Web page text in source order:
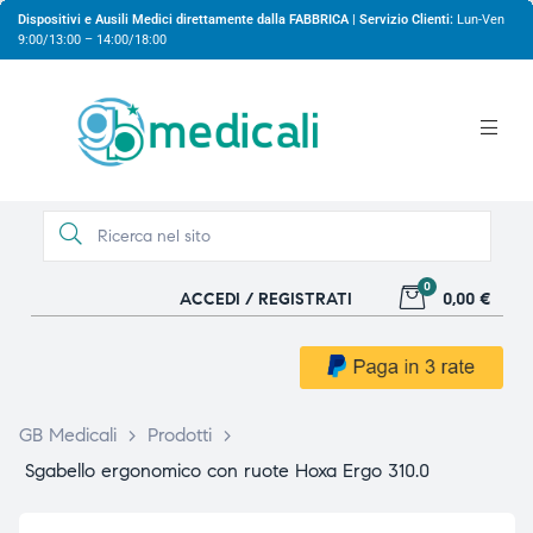
Dispositivi e Ausili Medici direttamente dalla FABBRICA | Servizio Clienti: Lun-Ven
9:00/13:00 – 14:00/18:00
ACCEDI / REGISTRATI
0
0,00 €
GB Medicali > Prodotti
>
Sgabello ergonomico con ruote Hoxa Ergo 310.0